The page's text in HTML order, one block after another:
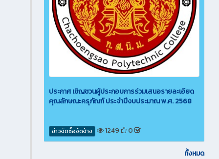
ประกาศ เชิญชวนผู้ประกอบการร่วมเสนอรายละเอียด
คุณลักษณะครุภัณฑ์ ประจำปีงบประมาณ พ.ศ. 2568
ข่าวจัดซื้อจัดจ้าง 1249 0
ทั้งหมด